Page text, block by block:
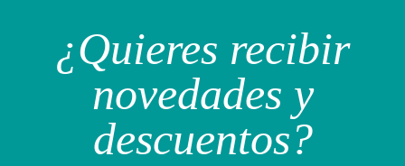
¿Quieres recibir
novedades y
descuentos?